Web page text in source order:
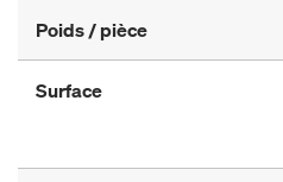
Poids / pièce
Surface